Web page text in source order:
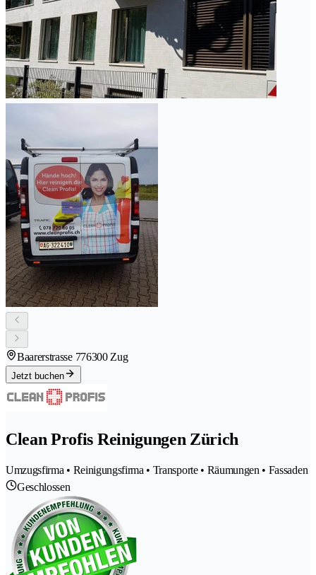
Baarerstrasse 776300 Zug
Jetzt buchen
Clean Profis Reinigungen Zürich
Umzugsfirma • Reinigungsfirma • Transporte • Räumungen • Fassaden
Geschlossen